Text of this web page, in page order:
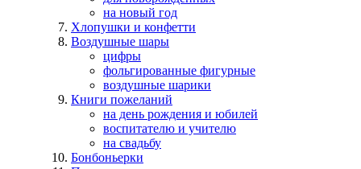
на новый год
Хлопушки и конфетти
Воздушные шары
цифры
фольгированные фигурные
воздушные шарики
Книги пожеланий
на день рождения и юбилей
воспитателю и учителю
на свадьбу
Бонбоньерки